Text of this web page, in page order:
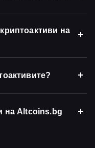
на
на Altcoins.bg